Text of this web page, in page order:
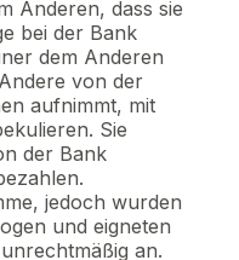
Anderen, dass sie
bei der Bank
dem Anderen
von der
aufnimmt, mit
Sie
der Bank
jedoch wurden
und eigneten
an.